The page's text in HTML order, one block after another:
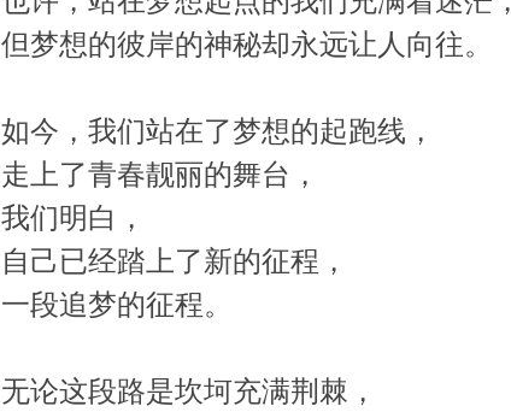
但梦想的彼岸的神秘却永远让人向往。
如今，我们站在了梦想的起跑线，
走上了青春靓丽的舞台，
我们明白，
自己已经踏上了新的征程，
一段追梦的征程。
无论这段路是坎坷充满荆棘，